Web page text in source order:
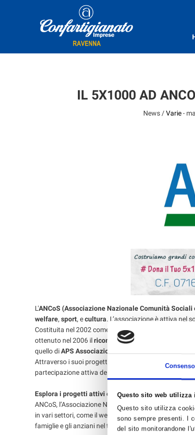
Consenso
Questo sito web utilizza
Questo sito utilizza
sono sempre presenti. I
del sito monitorandone
IL 5X1000 AD
News /Varie-
L'ANCoS (Associazione Nazionale Comunità Sociali
welfare, sport, ecultura. L’associazione è attiva nel
Costituita nel 2002 come articolazione
ottenuto nel 2006 ilriconoscimento ufficiale quale
quello diAPS Associazione di Promozione Sociale
Attraverso i suoi progetti, ANCoS si impegna a
partecipazione attiva dei cittadini nel sostegno delle
Esplora i progetti attivi e scopri come contribuire
ANCoS, l’Associazione Nazionale Comunità Sociali
in vari settori, come il welfare, lo sport, e la cultura.
famiglie e gli anziani nel territorio italiano. Grazie al